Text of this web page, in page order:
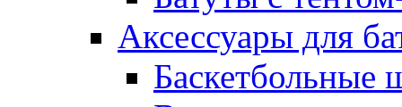
Аксессуары для
Баскетбольные